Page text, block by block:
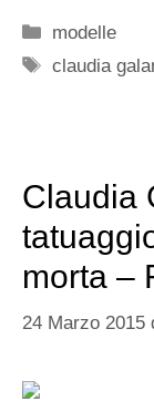
Categorie
modelle
Tag
claudia
Claudia
morta –
24 Marzo 2015